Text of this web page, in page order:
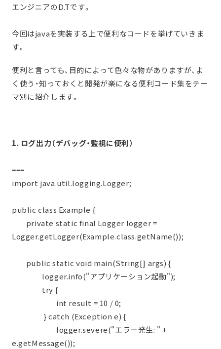
エンジニアのD.Tです。
今回はjavaを実装する上で便利なコードを挙げていきま
す。
便利と言っても、目的によって色々な物がありますが、よ
く使う・知っておくと開発が楽になる便利コード集をテー
マ別に紹介します。
1. ログ出力（デバッグ・監視に便利）
===
import java.util.logging.Logger;
public class Example {
private static final Logger logger =
Logger.getLogger(Example.class.getName());
public static void main(String[] args) {
logger.info("アプリケーション起動");
try {
int result = 10 / 0;
} catch (Exception e) {
logger.severe("エラー発生: " +
e.getMessage());